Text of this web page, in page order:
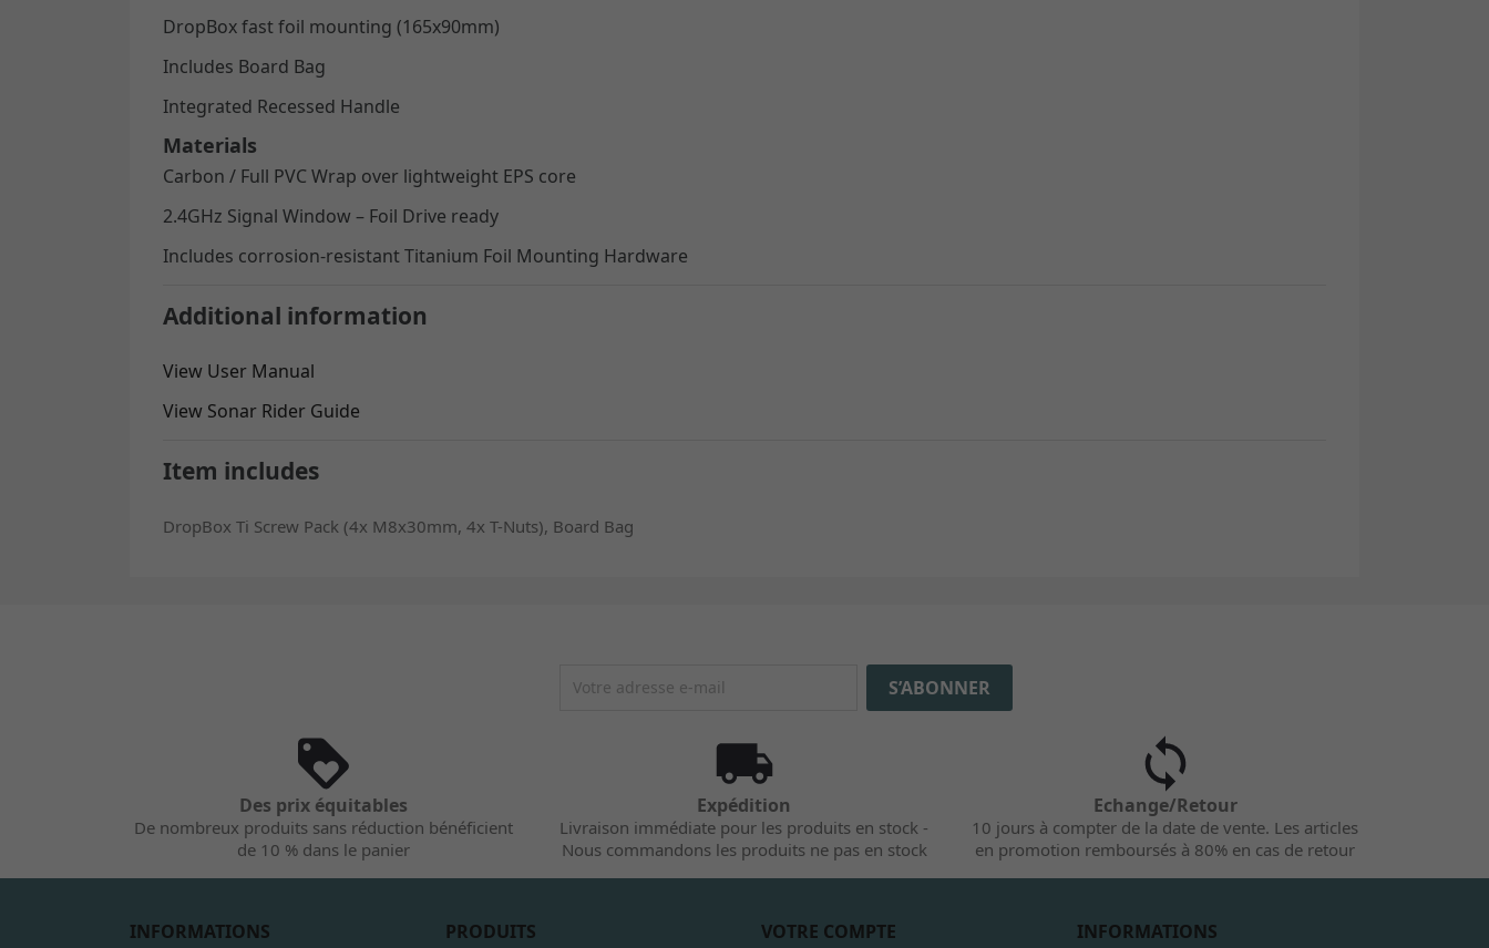
DropBox fast foil mounting (165x90mm)
Includes Board Bag
Integrated Recessed Handle
Materials
Carbon / Full PVC Wrap over lightweight EPS core
2.4GHz Signal Window – Foil Drive ready
Includes corrosion-resistant Titanium Foil Mounting Hardware
Additional information
View User Manual
View Sonar Rider Guide
Item includes
DropBox Ti Screw Pack (4x M8x30mm, 4x T-Nuts), Board Bag
Des prix équitables
De nombreux produits sans réduction bénéficient
de 10 % dans le panier
Expédition
Livraison immédiate pour les produits en stock -
Nous commandons les produits ne pas en stock
Echange/Retour
10 jours à compter de la date de vente. Les articles
en promotion remboursés à 80% en cas de retour
INFORMATIONS PRODUITS VOTRE COMPTE INFORMATIONS